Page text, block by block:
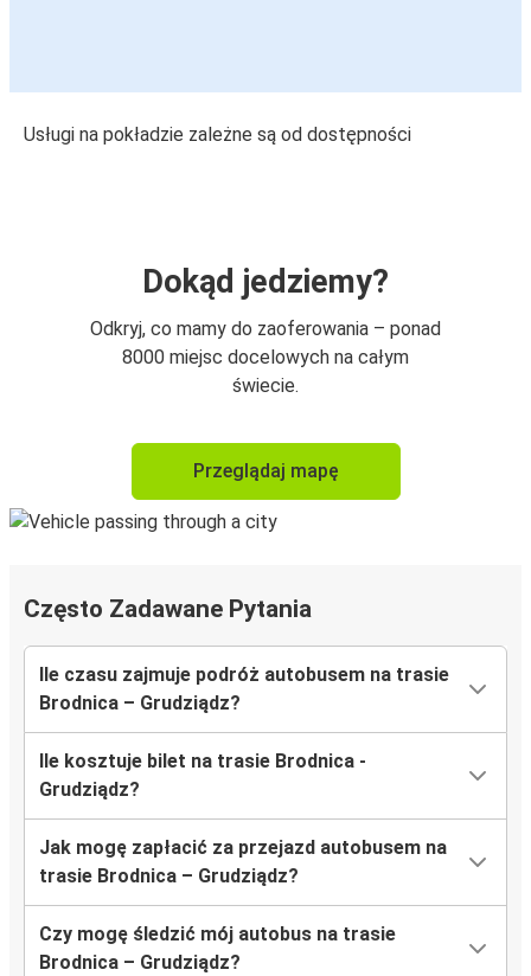
Usługi na pokładzie zależne są od dostępności
Dokąd jedziemy?
Odkryj, co mamy do zaoferowania – ponad
8000 miejsc docelowych na całym
świecie.
Przeglądaj mapę
Często Zadawane Pytania
Ile czasu zajmuje podróż autobusem na trasie
Brodnica – Grudziądz?
Ile kosztuje bilet na trasie Brodnica -
Grudziądz?
Jak mogę zapłacić za przejazd autobusem na
trasie Brodnica – Grudziądz?
Czy mogę śledzić mój autobus na trasie
Brodnica – Grudziądz?